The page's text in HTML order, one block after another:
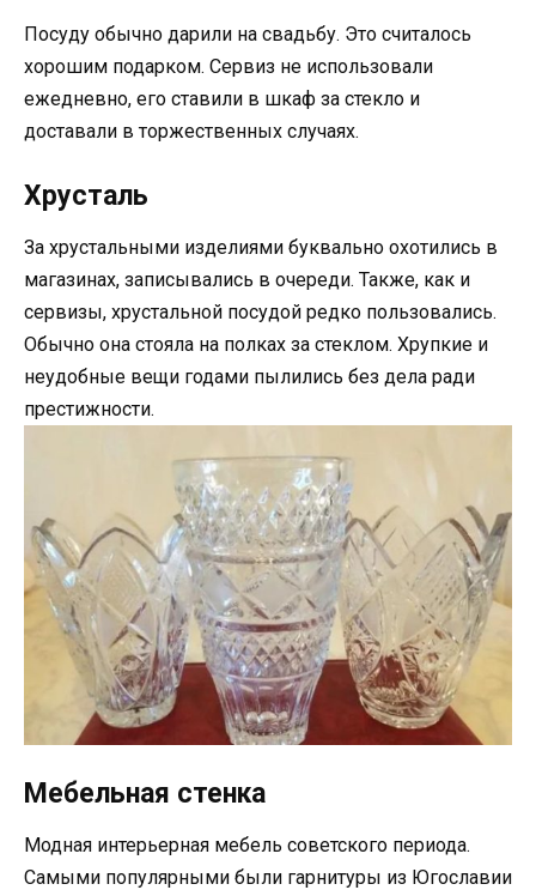
Посуду обычно дарили на свадьбу. Это считалось
хорошим подарком. Сервиз не использовали
ежедневно, его ставили в шкаф за стекло и
доставали в торжественных случаях.
Хрусталь
За хрустальными изделиями буквально охотились в
магазинах, записывались в очереди. Также, как и
сервизы, хрустальной посудой редко пользовались.
Обычно она стояла на полках за стеклом. Хрупкие и
неудобные вещи годами пылились без дела ради
престижности.
Мебельная стенка
Модная интерьерная мебель советского периода.
Самыми популярными были гарнитуры из Югославии